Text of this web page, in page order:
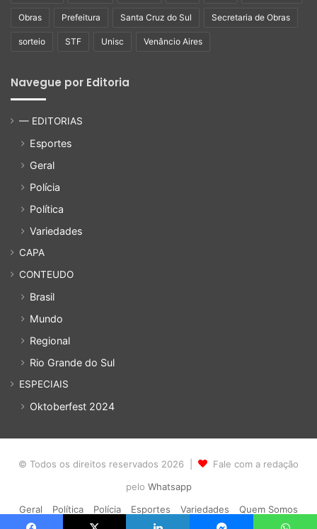
Obras Prefeitura Santa Cruz do Sul Secretaria de Obras
sorteio STF Unisc Venâncio Aires
Navegue por Editoria
— EDITORIAS
Esportes
Geral
Polícia
Política
Variedades
CAPA
CONTEUDO
Brasil
Mundo
Regional
Rio Grande do Sul
ESPECIAIS
Oktoberfest 2024
© Todos os direitos reservados 2026 |
Fale com a redação
pelo Whatsapp
Geral
Política Polícia Esportes Variedades
Quem Somos